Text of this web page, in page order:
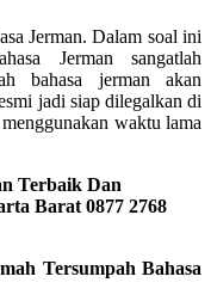
Jerman. Dalam soal ini
Jerman sangatlah
bahasa jerman akan
jadi siap dilegalkan di
waktu lama
Terbaik Dan
Barat 0877 2768
Tersumpah Bahasa